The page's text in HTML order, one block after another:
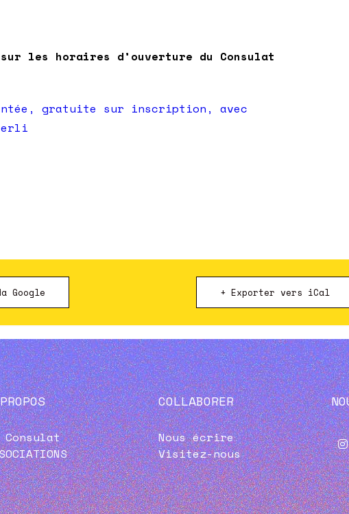
les horaires d’ouverture du Consulat
gratuite sur inscription, avec
Google + Exporter vers iCal
Consulat
COLLABORER
Nous écrire
Visitez-nous